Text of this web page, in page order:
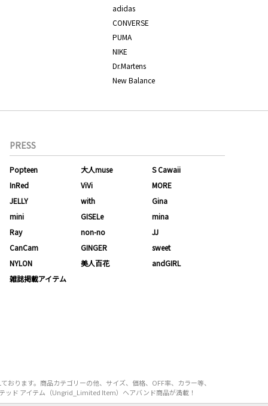
adidas
CONVERSE
PUMA
NIKE
Dr.Martens
New Balance
PRESS
Popteen 大人muse
S Cawaii
InRed
ViVi
MORE
JELLY
with
Gina
mini
GISELe
mina
Ray
non-no
JJ
CanCam
GINGER
sweet
NYLON
美人百花
andGIRL
雑誌掲載アイテム
ります。商品カテゴリーの他、サイズ、価格、OFF率、カラー等、
ド アイテム（Ungrid_Limited Item）ヘアバンド商品が満載！